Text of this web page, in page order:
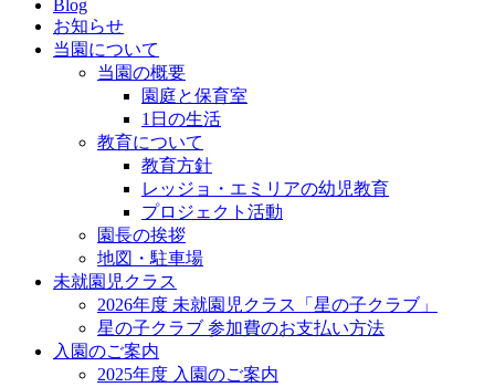
Blog
お知らせ
当園について
当園の概要
園庭と保育室
1日の生活
教育について
教育方針
レッジョ・エミリアの幼児教育
プロジェクト活動
園長の挨拶
地図・駐車場
未就園児クラス
2026年度 未就園児クラス「星の子クラブ」
星の子クラブ 参加費のお支払い方法
入園のご案内
2025年度 入園のご案内